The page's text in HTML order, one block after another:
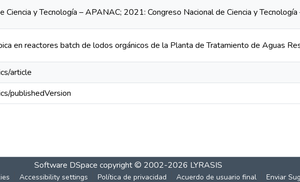
Ciencia y Tecnología – APANAC; 2021: Congreso Nacional de Ciencia y
en reactores batch de lodos orgánicos de la Planta de Tratamiento de Aguas
article
publishedVersion
Software DSpace copyright © 2002-2026 LYRASIS
Accessibility settings Política de privacidad Acuerdo de usuario final Enviar